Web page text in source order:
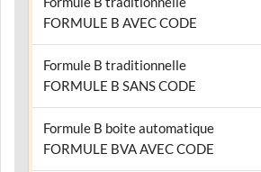
FORMULE B AVEC CODE
Formule B traditionnelle
FORMULE B SANS CODE
Formule B boite automatique
FORMULE BVA AVEC CODE